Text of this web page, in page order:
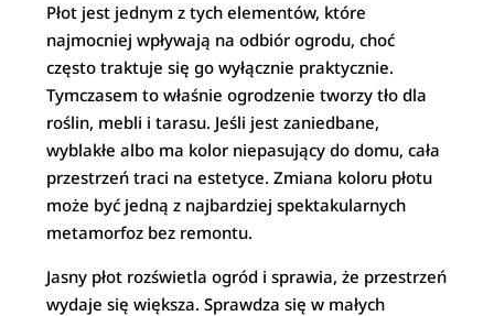
Płot jest jednym z tych elementów, które
najmocniej wpływają na odbiór ogrodu, choć
często traktuje się go wyłącznie praktycznie.
Tymczasem to właśnie ogrodzenie tworzy tło dla
roślin, mebli i tarasu. Jeśli jest zaniedbane,
wyblakłe albo ma kolor niepasujący do domu, cała
przestrzeń traci na estetyce. Zmiana koloru płotu
może być jedną z najbardziej spektakularnych
metamorfoz bez remontu.
Jasny płot rozświetla ogród i sprawia, że przestrzeń
wydaje się większa. Sprawdza się w małych